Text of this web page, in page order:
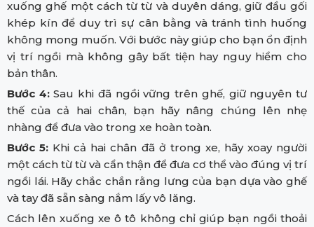
xuống ghế một cách từ từ và duyên dáng, giữ đầu gối
khép kín để duy trì sự cân bằng và tránh tình huống
không mong muốn. Với bước này giúp cho bạn ổn định
vị trí ngồi mà không gây bất tiện hay nguy hiểm cho
bản thân.
Bước 4:Sau khi đã ngồi vững trên ghế, giữ nguyên tư
thế của cả hai chân, bạn hãy nâng chúng lên nhẹ
nhàng để đưa vào trong xe hoàn toàn.
Bước 5: Khi cả hai chân đã ở trong xe, hãy xoay người
một cách từ từ và cẩn thận để đưa cơ thể vào đúng vị trí
ngồi lái. Hãy chắc chắn rằng lưng của bạn dựa vào ghế
và tay đã sẵn sàng nắm lấy vô lăng.
Cách lên xuống xe ô tô không chỉ giúp bạn ngồi thoải